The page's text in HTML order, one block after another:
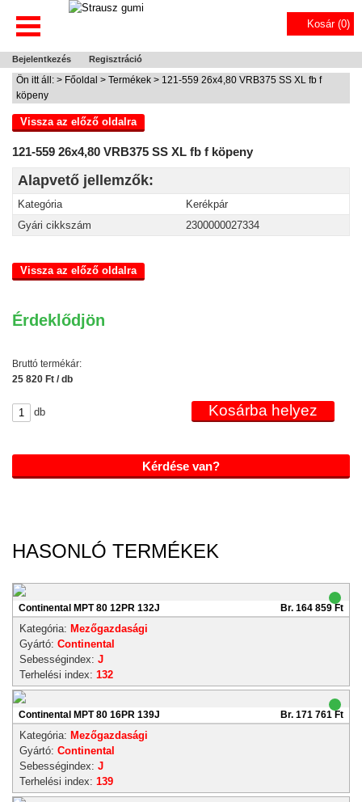
Kosár (0)
Bejelentkezés Regisztráció
Ön itt áll: > Főoldal > Termékek > 121-559 26x4,80 VRB375 SS XL fb f
köpeny
Vissza az előző oldalra
121-559 26x4,80 VRB375 SS XL fb f köpeny
Alapvető jellemzők:
Kategória
Kerékpár
Gyári cikkszám
2300000027334
Vissza az előző oldalra
Érdeklődjön
Bruttó termékár:
25 820 Ft / db
db
Kérdése van?
HASONLÓ TERMÉKEK
Continental MPT 80 12PR 132J Br. 164 859 Ft
Kategória: Mezőgazdasági
Gyártó: Continental
Sebességindex: J
Terhelési index: 132
Continental MPT 80 16PR 139J Br. 171 761 Ft
Kategória: Mezőgazdasági
Gyártó: Continental
Sebességindex: J
Terhelési index: 139